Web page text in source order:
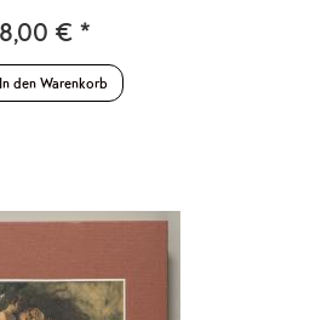
8,00 € *
In den Warenkorb